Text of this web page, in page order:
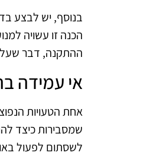
בנוסף, יש לבצע
הכנה זו עשויה
ההתקנה, דבר
אי עמידה
אחת הטעויות
שמסבירות כיצד
לשסתום לפעול